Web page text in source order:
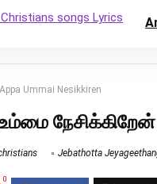
Ummai Nesikkiren
Jebathotta
0